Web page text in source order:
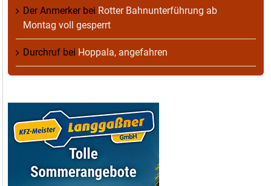
Der Anmerkerbei Rotter Bahnunterführung ab
Montag voll gesperrt
Durchruf bei Hoppala, angefahren